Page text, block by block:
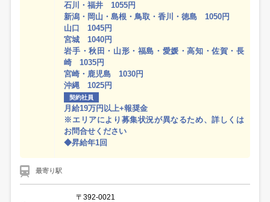
石川・福井 1055円
新潟・岡山・島根・鳥取・香川・徳島 1050円
山口 1045円
宮城 1040円
岩手・秋田・山形・福島・愛媛・高知・佐賀・長
崎 1035円
宮崎・鹿児島 1030円
沖縄 1025円
契約社員
月給19万円以上+報奨金
※エリアにより募集状況が異なるため、詳しくは
お問合せください
◆昇給年1回
最寄り駅
〒392-0021